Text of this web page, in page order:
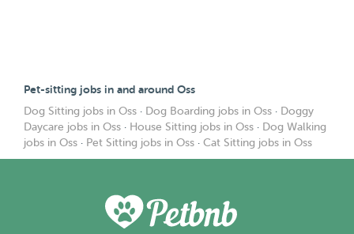
Pet-sitting jobs in and around Oss
Dog Sitting jobs in Oss · Dog Boarding jobs in Oss · Doggy
Daycare jobs in Oss · House Sitting jobs in Oss · Dog Walking
jobs in Oss · Pet Sitting jobs in Oss · Cat Sitting jobs in Oss